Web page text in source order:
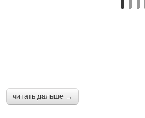
Пустые бутылки
читать дальше →